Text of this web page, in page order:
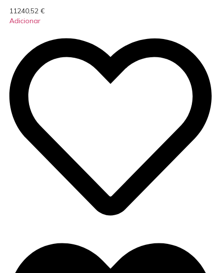
11240,52 €
Adicionar